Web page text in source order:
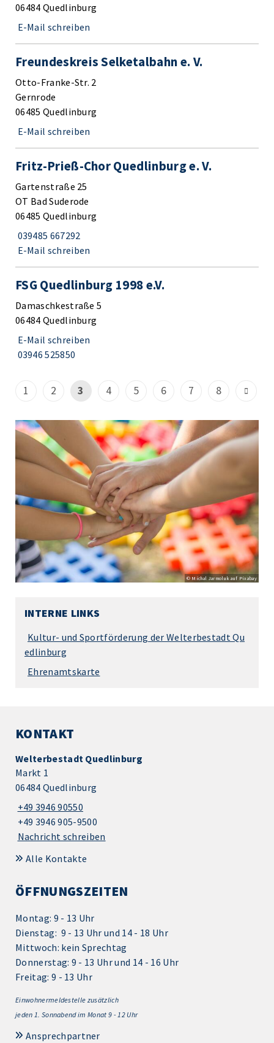
06484 Quedlinburg
E-Mail schreiben
Freundeskreis Selketalbahn e. V.
Otto-Franke-Str. 2
Gernrode
06485 Quedlinburg
E-Mail schreiben
Fritz-Prieß-Chor Quedlinburg e. V.
Gartenstraße 25
OT Bad Suderode
06485 Quedlinburg
039485 667292
E-Mail schreiben
FSG Quedlinburg 1998 e.V.
Damaschkestraße 5
06484 Quedlinburg
E-Mail schreiben
03946 525850
1 2 3 4 5 6 7 8
© Michal Jarmoluk auf Pixabay
INTERNE LINKS
Kultur- und Sportförderung der Welterbestadt Qu
edlinburg
Ehrenamtskarte
KONTAKT
Welterbestadt Quedlinburg
Markt 1
06484 Quedlinburg
+49 3946 90550
+49 3946 905-9500
Nachricht schreiben
Alle Kontakte
ÖFFNUNGSZEITEN
Montag: 9 - 13 Uhr
Dienstag: 9 - 13 Uhr und 14 - 18 Uhr
Mittwoch: kein Sprechtag
Donnerstag: 9 - 13 Uhr und 14 - 16 Uhr
Freitag: 9 - 13 Uhr
Einwohnermeldestelle zusätzlich
jeden 1. Sonnabend im Monat 9 - 12 Uhr
Ansprechpartner